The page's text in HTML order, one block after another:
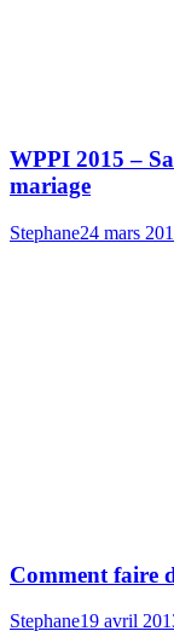
WPPI 2015 –
mariage
Stephane24 mars
Comment faire
Stephane19 avril